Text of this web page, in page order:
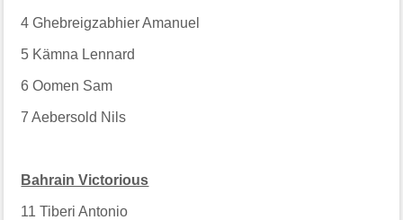
4 Ghebreigzabhier Amanuel
5 Kämna Lennard
6 Oomen Sam
7 Aebersold Nils
Bahrain Victorious
11 Tiberi Antonio